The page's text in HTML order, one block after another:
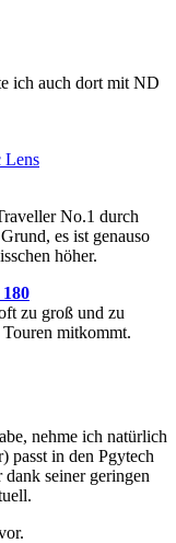
ich auch dort mit ND
Lens
No.1 durch
es ist genauso
höher.
zu groß und zu
Touren mitkommt.
nehme ich natürlich
passt in den Pgytech
seiner geringen